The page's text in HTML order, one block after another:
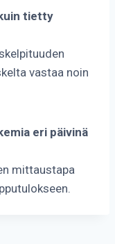
tietty
vastaa noin
eri päivinä
mittaustapa